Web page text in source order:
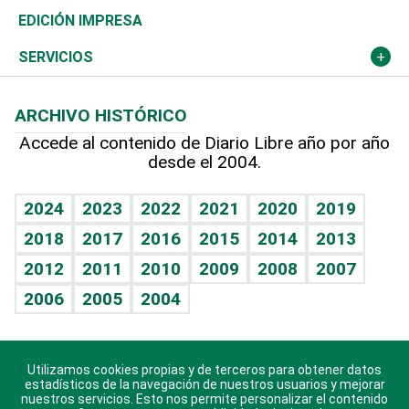
Caribe
Resto del mundo
Global y variable
Economía personal
Novedades
Podcast Arte Libre
Hablando con el pediatra
Vida y familia
Eñe
Celebrando la vida
Sin complejos
En pocas palabras
Escuchando al corazón
Olimpismo
Más deportes
Línea de hit
BRV
TBT Deportivo
Frente al Statu Quo
El Espía
Más firmas
Despertando al gigante
Cambio climático
Deportes
Opinión
Hecho en casa
Guía del dinero
EDICIÓN IMPRESA
SERVICIOS
Cumpleaños
Horóscopos
Juegos
ARCHIVO HISTÓRICO
Accede al contenido de Diario Libre año por año
desde el 2004.
2024 2023 2022 2021 2020
2019
2018
2017 2016 2015 2014
2013
2012
2011 2010 2009 2008
2007
2006
2005 2004
Descarga nuestras aplicaciones para Android, iOS y
sistema Huawei.
Utilizamos cookies propias y de terceros para obtener datos
estadísticos de la navegación de nuestros usuarios y mejorar
nuestros servicios. Esto nos permite personalizar el contenido